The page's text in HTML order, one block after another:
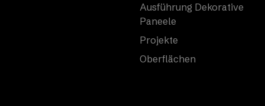
Ausführung Dekorative
Paneele
Projekte
Oberflächen